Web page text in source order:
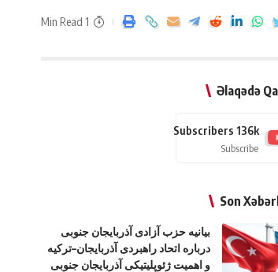
1 Min Read
Əlaqədə
136k
Subscribers
Subscribe
Son
بیانیه حزب آزادی آذربایجان جنوبی
درباره اتحاد راهبردی آذربایجان–ترکیه
و اهمیت ژئوپلیتیکی آذربایجان جنوبی